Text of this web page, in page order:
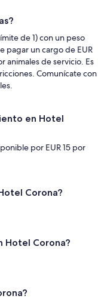
de 1) con un peso
pagar un cargo de EUR
animales de servicio. Es
Comunícate con
en Hotel
por EUR 15 por
Corona?
Hotel Corona?